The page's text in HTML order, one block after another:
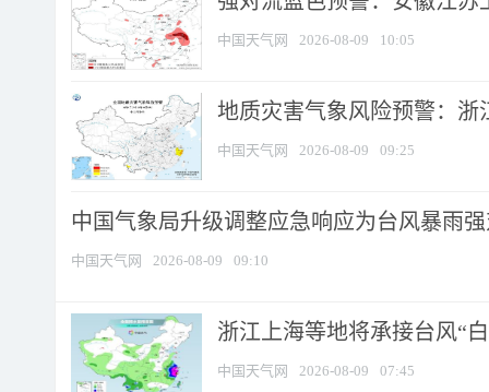
中国天气网 2026-08-09 10:05
地质灾害气象风险预警：浙
中国天气网 2026-08-09 09:25
中国气象局升级调整应急响应为台风暴雨
中国天气网 2026-08-09 09:10
浙江上海等地将承接台风“
中国天气网 2026-08-09 07:45